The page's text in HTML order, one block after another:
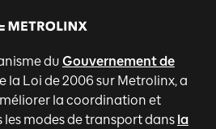
du Gouvernement de
la Loi de 2006 sur Metrolinx, a
la coordination et
modes de transport dans la